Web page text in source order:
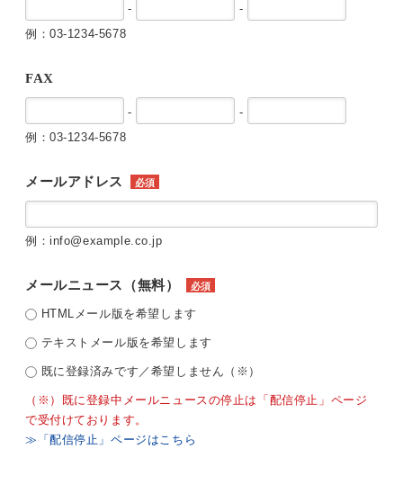
-
-
例：03-1234-5678
FAX
-
-
例：03-1234-5678
メールアドレス 必須
例：info@example.co.jp
メールニュース（無料） 必須
HTMLメール版を希望します
テキストメール版を希望します
既に登録済みです／希望しません（※）
（※）既に登録中メールニュースの停止は「配信停止」ページ
で受付けております。
≫「配信停止」ページはこちら